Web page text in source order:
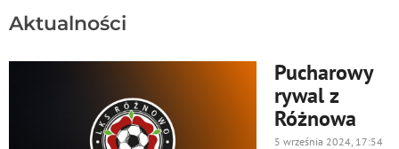
Aktualności
Pucharowy
rywal z
Różnowa
5 września 2024, 17:54